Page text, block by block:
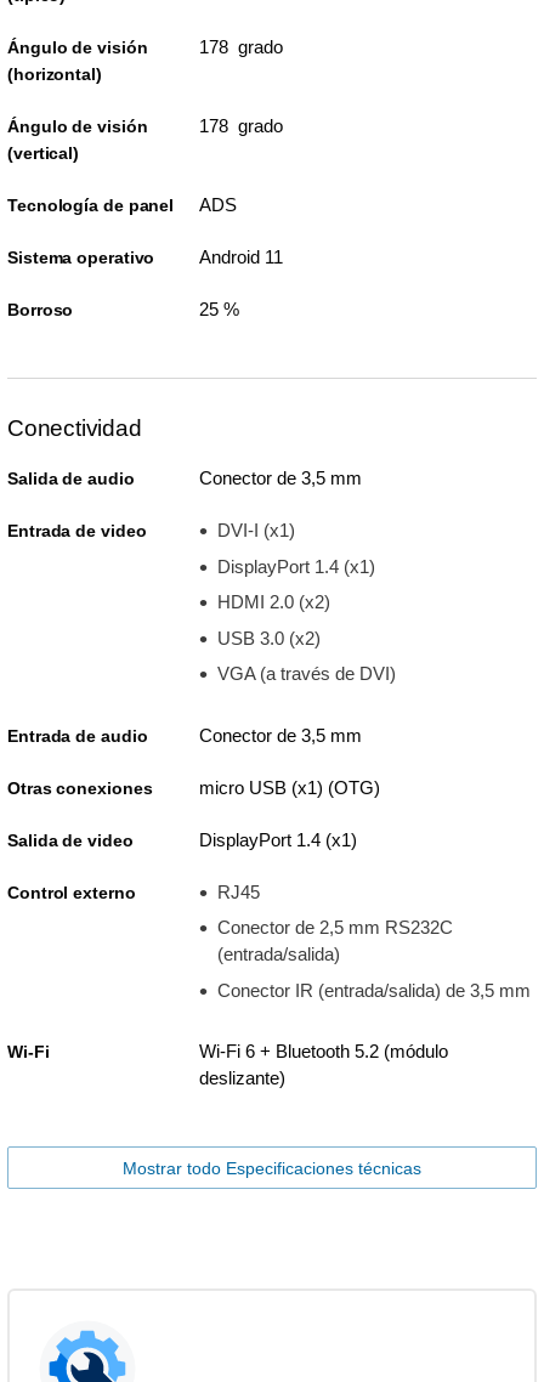
Ángulo de visión
(horizontal)
178 grado
Ángulo de visión
(vertical)
178 grado
Tecnología de panel ADS
Sistema operativo Android 11
Borroso 25 %
Conectividad
Salida de audio Conector de 3,5 mm
Entrada de video
DVI-I (x1)
DisplayPort 1.4 (x1)
HDMI 2.0 (x2)
USB 3.0 (x2)
VGA (a través de DVI)
Entrada de audio Conector de 3,5 mm
Otras conexiones micro USB (x1) (OTG)
Salida de video DisplayPort 1.4 (x1)
Control externo
RJ45
Conector de 2,5 mm RS232C
(entrada/salida)
Conector IR (entrada/salida) de 3,5 mm
Wi-Fi
Wi-Fi 6 + Bluetooth 5.2 (módulo
deslizante)
Mostrar todo Especificaciones técnicas